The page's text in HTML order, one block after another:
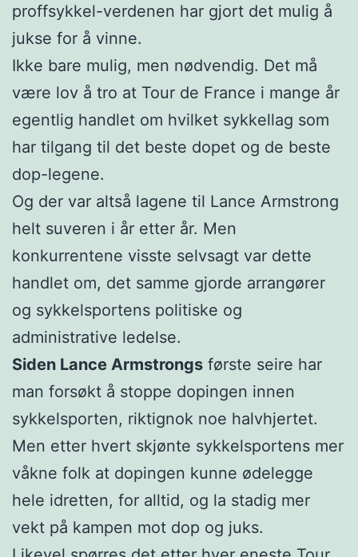
proffsykkel-verdenen har gjort det mulig å
jukse for å vinne.
Ikke bare mulig, men nødvendig. Det må
være lov å tro at Tour de France i mange år
egentlig handlet om hvilket sykkellag som
har tilgang til det beste dopet og de beste
dop-legene.
Og der var altså lagene til Lance Armstrong
helt suveren i år etter år. Men
konkurrentene visste selvsagt var dette
handlet om, det samme gjorde arrangører
og sykkelsportens politiske og
administrative ledelse.
Siden Lance Armstrongs første seire har
man forsøkt å stoppe dopingen innen
sykkelsporten, riktignok noe halvhjertet.
Men etter hvert skjønte sykkelsportens mer
våkne folk at dopingen kunne ødelegge
hele idretten, for alltid, og la stadig mer
vekt på kampen mot dop og juks.